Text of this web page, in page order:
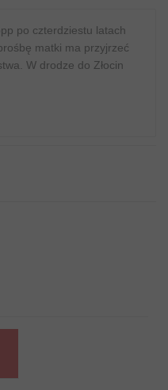
po czterdziestu latach
matki ma przyjrzeć
W drodze do Złocin